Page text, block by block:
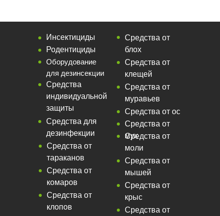
Средства от
Средства от
крыс
Средства от
мышей
Средства от
моли
Средства от
мух
Средства от ос
Средства от
муравьев
Средства от
клещей
Средства от
блох
Средства от
клопов
Средства от
комаров
Средства от
тараканов
Средства для
дезинфекции
Средства
индивидуальной
защиты
Оборудование
для дезинсекции
Родентициды
Инсектициды